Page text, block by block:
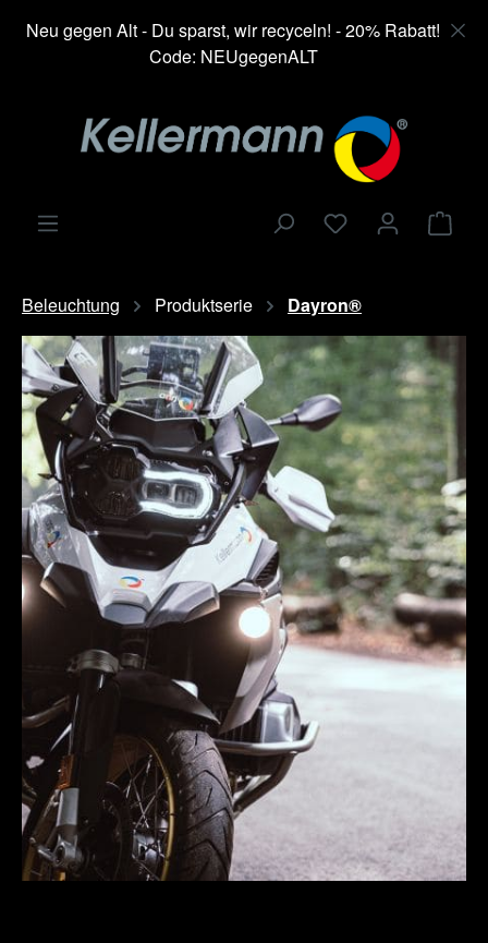
springen
Neu gegen Alt - Du sparst, wir recyceln! - 20% Rabatt!
Code: NEUgegenALT
Beleuchtung Produktserie Dayron®